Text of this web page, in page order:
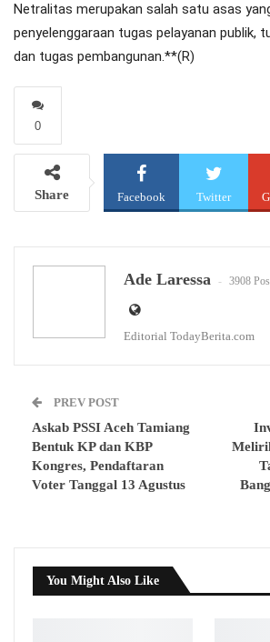
Netralitas merupakan salah satu asas
penyelenggaraan tugas pelayanan publik,
dan tugas pembangunan.**(R)
0
Share Facebook Twitter
Ade Laressa 3908
Editorial TodayBerita.com
PREV POST
Askab PSSI Aceh Tamiang
Bentuk KP dan KBP
Kongres, Pendaftaran
Voter Tanggal 13 Agustus
You Might Also Like